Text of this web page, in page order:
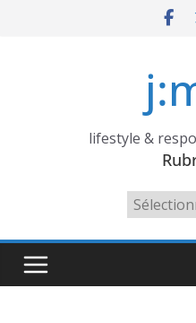
lifestyle &
Rubriques